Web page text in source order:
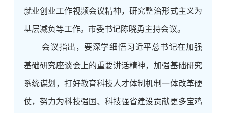
就业创业工作视频会议精神，研究整治形式主义为
基层减负等工作。市委书记陈晓勇主持会议。
会议指出，要深学细悟习近平总书记在加强
基础研究座谈会上的重要讲话精神，加强基础研究
系统谋划，打好教育科技人才体制机制一体改革硬
仗，努力为科技强国、科技强省建设贡献更多宝鸡